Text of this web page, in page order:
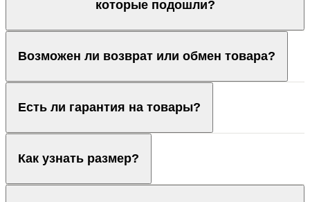
которые подошли?
Возможен ли возврат или обмен товара?
Есть ли гарантия на товары?
Как узнать размер?